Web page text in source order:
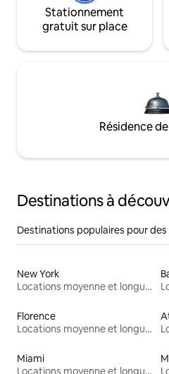
Stationnement
gratuit sur place
Résidence
Destinations à
Destinations populaires pour
New York
Locations moyenne et longue durée
Florence
Locations moyenne et longue durée
Miami
Locations moyenne et longue durée